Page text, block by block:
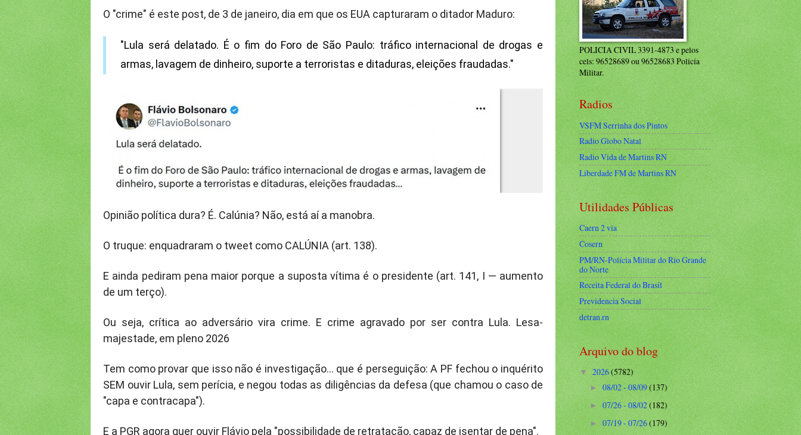
O "crime" é este post, de 3 de janeiro, dia em que os EUA capturaram o ditador Maduro:
"Lula será delatado. É o fim do Foro de São Paulo: tráfico internacional de drogas e
armas, lavagem de dinheiro, suporte a terroristas e ditaduras, eleições fraudadas."
Opinião política dura? É. Calúnia? Não, está aí a manobra.
O truque: enquadraram o tweet como CALÚNIA (art. 138).
E ainda pediram pena maior porque a suposta vítima é o presidente (art. 141, I — aumento
de um terço).
Ou seja, crítica ao adversário vira crime. E crime agravado por ser contra Lula. Lesa-
majestade, em pleno 2026
Tem como provar que isso não é investigação... que é perseguição: A PF fechou o inquérito
SEM ouvir Lula, sem perícia, e negou todas as diligências da defesa (que chamou o caso de
"capa e contracapa").
E a PGR agora quer ouvir Flávio pela "possibilidade de retratação, capaz de isentar de pena".
POLICIA CIVIL 3391-4873 e pelos
cels: 96528689 ou 96528683 Policia
Militar.
Radios
VSFM Serrinha dos Pintos
Radio Globo Natal
Radio Vida de Martins RN
Liberdade FM de Martins RN
Utilidades Públicas
Caern 2 via
Cosern
PM/RN-Polícia Militar do Rio Grande
do Norte
Receita Federal do Brasíl
Previdencia Social
detran.rn
Arquivo do blog
▼ 2026(5782)
►08/02 - 08/09(137)
► 07/26 - 08/02(182)
►07/19 - 07/26(179)